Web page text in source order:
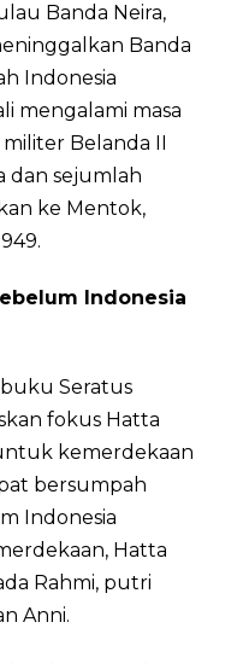
Banda Neira,
Banda
Indonesia
mengalami masa
Belanda II
dan sejumlah
ke Mentok,
Indonesia
Seratus
fokus Hatta
kemerdekaan
bersumpah
Indonesia
Hatta
Rahmi, putri
Anni.